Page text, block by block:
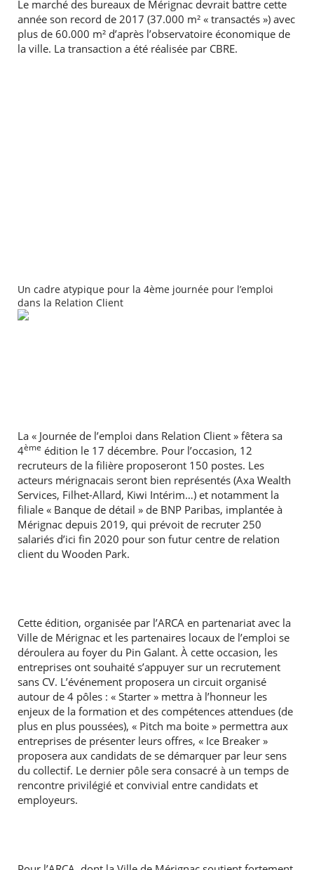
Le marché des bureaux de Mérignac devrait battre cette
année son record de 2017 (37.000 m² « transactés ») avec
plus de 60.000 m² d’après l’observatoire économique de
la ville. La transaction a été réalisée par CBRE.
Un cadre atypique pour la 4ème journée pour l’emploi
dans la Relation Client
La « Journée de l’emploi dans Relation Client » fêtera sa
4ème édition le 17 décembre. Pour l’occasion, 12
recruteurs de la filière proposeront 150 postes. Les
acteurs mérignacais seront bien représentés (Axa Wealth
Services, Filhet-Allard, Kiwi Intérim…) et notamment la
filiale « Banque de détail » de BNP Paribas, implantée à
Mérignac depuis 2019, qui prévoit de recruter 250
salariés d’ici fin 2020 pour son futur centre de relation
client du Wooden Park.
Cette édition, organisée par l’ARCA en partenariat avec la
Ville de Mérignac et les partenaires locaux de l’emploi se
déroulera au foyer du Pin Galant. À cette occasion, les
entreprises ont souhaité s’appuyer sur un recrutement
sans CV. L’événement proposera un circuit organisé
autour de 4 pôles : « Starter » mettra à l’honneur les
enjeux de la formation et des compétences attendues (de
plus en plus poussées), « Pitch ma boite » permettra aux
entreprises de présenter leurs offres, « Ice Breaker »
proposera aux candidats de se démarquer par leur sens
du collectif. Le dernier pôle sera consacré à un temps de
rencontre privilégié et convivial entre candidats et
employeurs.